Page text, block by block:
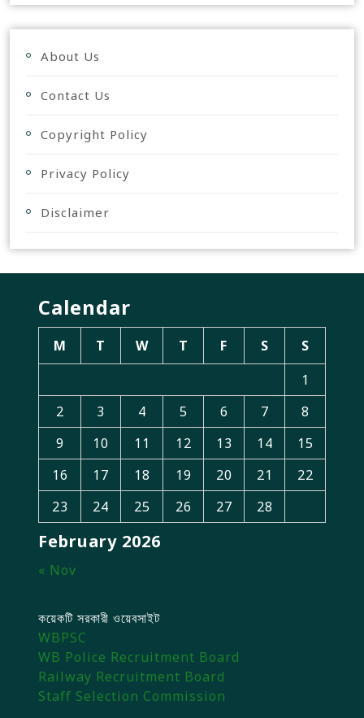
About Us
Contact Us
Copyright Policy
Privacy Policy
Disclaimer
Calendar
February 2026
M T W T F S
S
1
2
3 4 5 6 7
8
9
10 11 12 13 14
15
16
17 18 19 20 21
22
23
24 25 26 27 28
« Nov
কয়েকটি সরকারী ওয়েবসাইট
WBPSC
WB Police Recruitment Board
Railway Recruitment Board
Staff Selection Commission